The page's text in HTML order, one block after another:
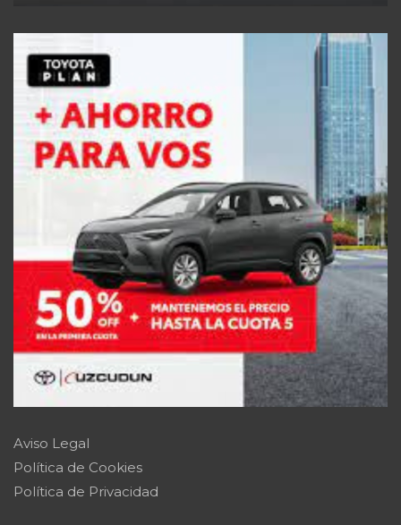
Aviso Legal
Política de Cookies
Política de Privacidad